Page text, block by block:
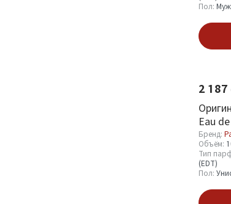
Пол:
2 187
Eau
Бренд:
Объём:
Тип
(EDT)
Пол: